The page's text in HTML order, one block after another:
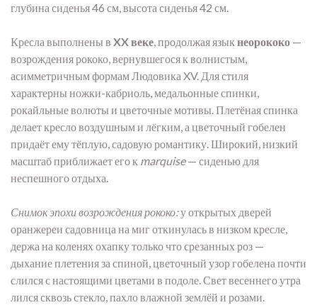
глубина сиденья 46 см, высота сиденья 42 см.
Кресла выполнены в XX веке, продолжая язык неорококо —
возрождения рококо, вернувшегося к волнистым,
асимметричным формам Людовика XV. Для стиля
характерны ножки-кабриоль, медальонные спинки,
рокайльные волюты и цветочные мотивы. Плетёная спинка
делает кресло воздушным и лёгким, а цветочный гобелен
придаёт ему тёплую, садовую романтику. Широкий, низкий
масштаб приближает его к marquise— сиденью для
неспешного отдыха.
Снимок эпохи возрождения рококо:у открытых дверей
оранжереи садовница на миг откинулась в низком кресле,
держа на коленях охапку только что срезанных роз —
дыхание плетения за спиной, цветочный узор гобелена почти
слился с настоящими цветами в подоле. Свет весеннего утра
лился сквозь стекло, пахло влажной землёй и розами.